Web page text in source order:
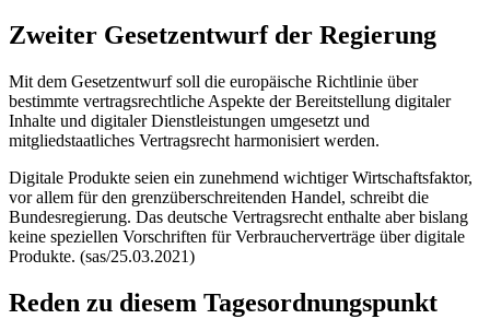
Zweiter Gesetzentwurf der Regierung
Mit dem Gesetzentwurf soll die europäische Richtlinie über
bestimmte vertragsrechtliche Aspekte der Bereitstellung digitaler
Inhalte und digitaler Dienstleistungen umgesetzt und
mitgliedstaatliches Vertragsrecht harmonisiert werden.
Digitale Produkte seien ein zunehmend wichtiger Wirtschaftsfaktor,
vor allem für den grenzüberschreitenden Handel, schreibt die
Bundesregierung. Das deutsche Vertragsrecht enthalte aber bislang
keine speziellen Vorschriften für Verbraucherverträge über digitale
Produkte. (sas/25.03.2021)
Reden zu diesem Tagesordnungspunkt